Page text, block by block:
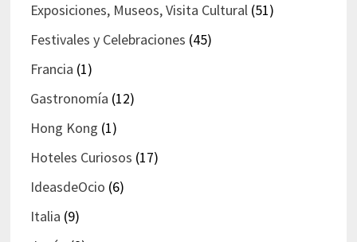
Exposiciones, Museos, Visita Cultural(51)
Festivales y Celebraciones (45)
Francia (1)
Gastronomía (12)
Hong Kong (1)
Hoteles Curiosos (17)
IdeasdeOcio (6)
Italia (9)